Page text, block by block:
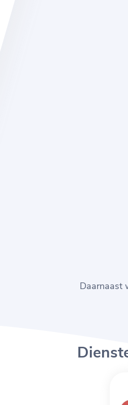
Daarnaast